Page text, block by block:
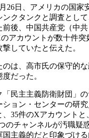
26日、アメリカの国家
ンクタンクと調査とし
前後、中国共産党（中
アカウントが数十件突
していたと伝えた。
のは、高市氏の保守的
だった。
「民主主義防衛財団」
ション・センターの研
、35件のXアカウントと
のチャンネルが汚職疑
国主義的だと印象づけ